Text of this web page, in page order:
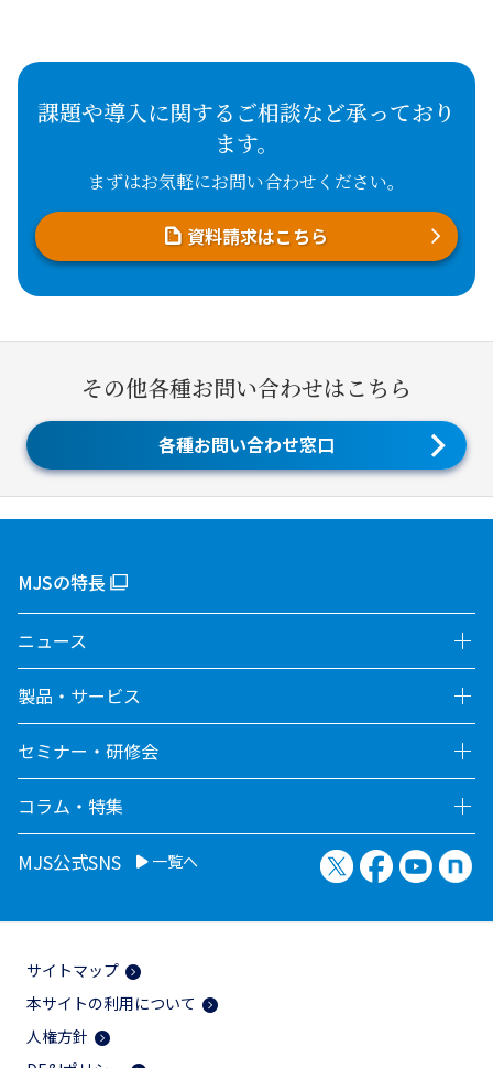
課題や導入に関するご相談など承っており
ます。
まずはお気軽にお問い合わせください。
資料請求はこちら
その他各種お問い合わせはこちら
各種お問い合わせ窓口
MJSの特長
ニュース
製品・サービス
セミナー・研修会
コラム・特集
MJS公式SNS 一覧へ X（旧Twitter）
Facebook
サイトマップ
本サイトの利用について
人権方針